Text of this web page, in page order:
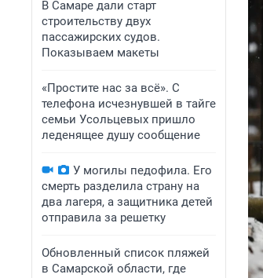
В Самаре дали старт
строительству двух
пассажирских судов.
Показываем макеты
«Простите нас за всё». С
телефона исчезнувшей в тайге
семьи Усольцевых пришло
леденящее душу сообщение
У могилы педофила. Его
смерть разделила страну на
два лагеря, а защитника детей
отправила за решетку
Обновленный список пляжей
в Самарской области, где